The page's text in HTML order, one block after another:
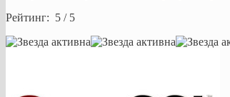
Рейтинг: 5 / 5